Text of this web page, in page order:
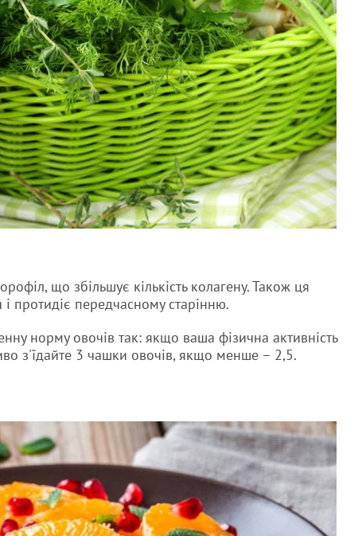
що збільшує кількість колагену. Також ця
протидіє передчасному старінню.
норму овочів так: якщо ваша фізична активність
з'їдайте 3 чашки овочів, якщо менше – 2,5.